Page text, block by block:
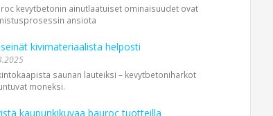
kevytbetonin ainutlaatuiset ominaisuudet ovat
ansiota
kivimateriaalista helposti
saunan lauteiksi – kevytbetoniharkot
moneksi.
kaupunkikuvaa bauroc tuotteilla